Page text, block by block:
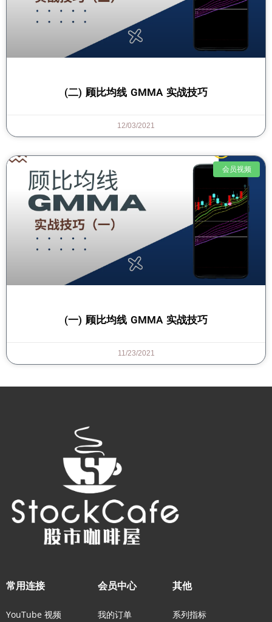
(二) 顾比均线 GMMA 实战技巧
12/03/2021
会员视频
(一) 顾比均线 GMMA 实战技巧
11/23/2021
常用连接
YouTube 视频
会员中心
我的订单
其他
系列指标